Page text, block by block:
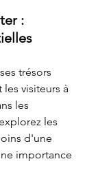
:
trésors
visiteurs à
les
les
d'une
importance